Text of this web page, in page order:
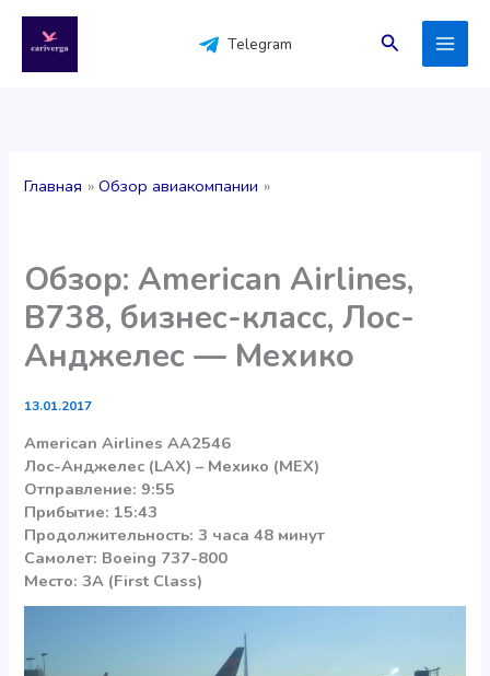
содержимому
Telegram Поиск
Главная Обзор авиакомпании
Обзор: American Airlines,
B738, бизнес-класс, Лос-
Анджелес — Мехико
13.01.2017
American Airlines AA2546
Лос-Анджелес (LAX) – Мехико (MEX)
Отправление: 9:55
Прибытие: 15:43
Продолжительность: 3 часа 48 минут
Самолет: Boeing 737-800
Место: 3A (First Class)